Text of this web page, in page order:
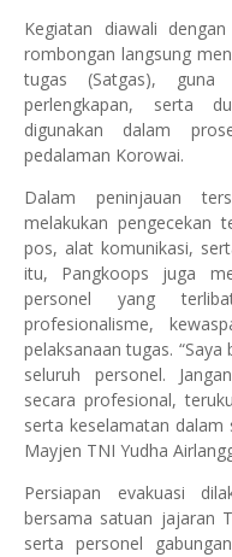
Kegiatan diawali
rombongan langsung
tugas (Satgas), guna
perlengkapan, serta
digunakan dalam
pedalaman Korowai.
Dalam peninjauan
melakukan pengecekan
pos, alat komunikasi,
itu, Pangkoops juga
personel yang
profesionalisme,
pelaksanaan tugas.
seluruh personel.
secara profesional,
serta keselamatan dalam
Mayjen TNI Yudha
Persiapan evakuasi
bersama satuan jajaran
serta personel